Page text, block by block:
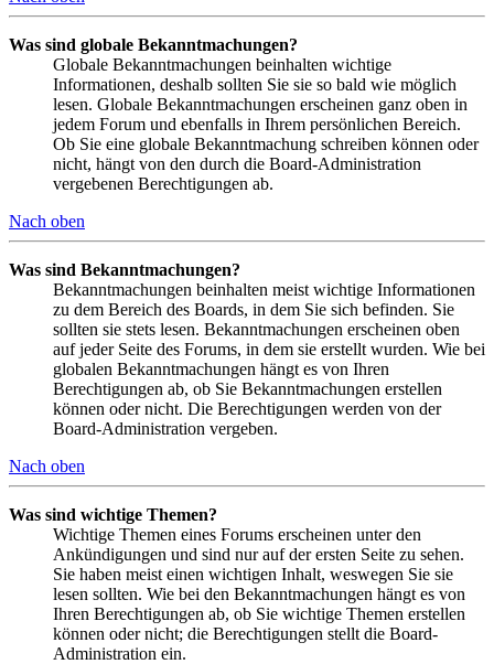
Was sind globale Bekanntmachungen?
Globale Bekanntmachungen beinhalten wichtige
Informationen, deshalb sollten Sie sie so bald wie möglich
lesen. Globale Bekanntmachungen erscheinen ganz oben in
jedem Forum und ebenfalls in Ihrem persönlichen Bereich.
Ob Sie eine globale Bekanntmachung schreiben können oder
nicht, hängt von den durch die Board-Administration
vergebenen Berechtigungen ab.
Nach oben
Was sind Bekanntmachungen?
Bekanntmachungen beinhalten meist wichtige Informationen
zu dem Bereich des Boards, in dem Sie sich befinden. Sie
sollten sie stets lesen. Bekanntmachungen erscheinen oben
auf jeder Seite des Forums, in dem sie erstellt wurden. Wie bei
globalen Bekanntmachungen hängt es von Ihren
Berechtigungen ab, ob Sie Bekanntmachungen erstellen
können oder nicht. Die Berechtigungen werden von der
Board-Administration vergeben.
Nach oben
Was sind wichtige Themen?
Wichtige Themen eines Forums erscheinen unter den
Ankündigungen und sind nur auf der ersten Seite zu sehen.
Sie haben meist einen wichtigen Inhalt, weswegen Sie sie
lesen sollten. Wie bei den Bekanntmachungen hängt es von
Ihren Berechtigungen ab, ob Sie wichtige Themen erstellen
können oder nicht; die Berechtigungen stellt die Board-
Administration ein.